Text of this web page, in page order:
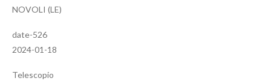
NOVOLI (LE)
date-526
2024-01-18
Telescopio